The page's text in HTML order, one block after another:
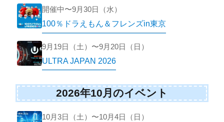
開催中〜9月30日（水）
100％ドラえもん＆フレンズin東京
9月19日（土）〜9月20日（日）
ULTRA JAPAN 2026
2026年10月のイベント
10月3日（土）〜10月4日（日）